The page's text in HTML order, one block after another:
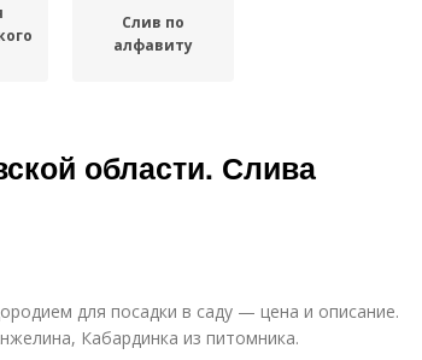
Слив по
алфавиту
области. Слива
для посадки в саду — цена и описание.
Кабардинка из питомника.